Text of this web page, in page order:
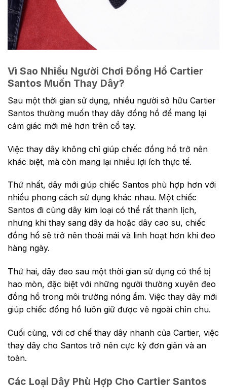
Vì Sao Nhiều Người Chơi Đồng Hồ Cartier
Santos Muốn Thay Dây?
Sau một thời gian sử dụng, nhiều người sở hữu Cartier
Santos thường muốn thay dây đồng hồ để mang lại
cảm giác mới mẻ hơn trên cổ tay.
Việc thay dây không chỉ giúp chiếc đồng hồ trở nên
khác biệt, mà còn mang lại nhiều lợi ích thực tế.
Thứ nhất, dây mới giúp chiếc Santos phù hợp hơn với
nhiều phong cách sử dụng khác nhau. Một chiếc
Santos đi cùng dây kim loại có thể rất thanh lịch,
nhưng khi thay sang dây da hoặc dây cao su, chiếc
đồng hồ sẽ trở nên thoải mái và linh hoạt hơn khi đeo
hàng ngày.
Thứ hai, dây đeo sau một thời gian sử dụng có thể bị
hao mòn, đặc biệt với những người thường xuyên đeo
đồng hồ trong môi trường nóng ẩm. Việc thay dây mới
giúp chiếc đồng hồ luôn giữ được vẻ ngoài chỉn chu.
Cuối cùng, với cơ chế thay dây nhanh của Cartier, việc
thay dây cho Santos trở nên cực kỳ đơn giản và an
toàn.
Các Loại Dây Phù Hợp Cho Cartier Santos